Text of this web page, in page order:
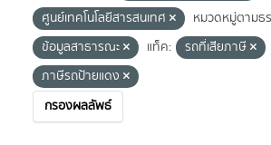
ศูนย์เทคโนโลยีสารสนเทศ
หมวดหมู่ตามธ
ข้อมูลสาธารณะ
แท็ค: รถที่เสียภาษี
ภาษีรถป้ายแดง
กรองผลลัพธ์